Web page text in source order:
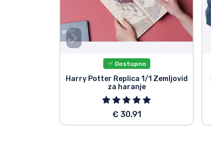
Dostupno
Harry Potter Replica 1/1 Zemljovid
za haranje
€ 30.91